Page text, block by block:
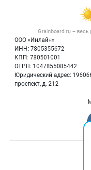
Grainboard.ru – весь
ООО «Инлайн»
ИНН: 7805355672
КПП: 780501001
ОГРН: 1047855085442
Юридический адрес:
проспект, д. 212
Политика
Счетчики,